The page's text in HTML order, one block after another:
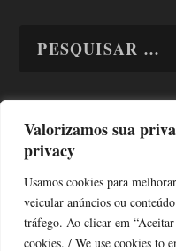
Valorizamos sua
privacy
Usamos cookies para
veicular anúncios ou
tráfego. Ao clicar em
cookies. / We use cookies to
TODAS OS